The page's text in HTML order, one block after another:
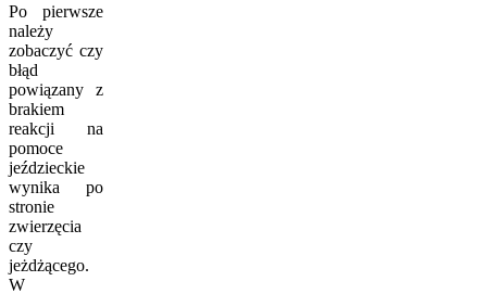
Po pierwsze
należy
zobaczyć czy
błąd
powiązany z
brakiem
reakcji na
pomoce
jeździeckie
wynika po
stronie
zwierzęcia
czy
jeżdżącego.
W